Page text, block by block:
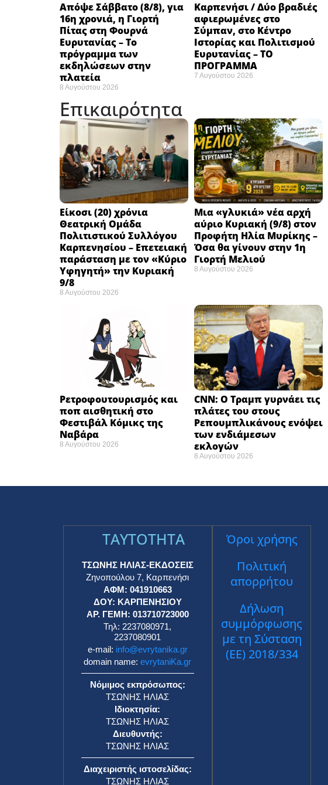
Απόψε Σάββατο (8/8), για
16η χρονιά, η Γιορτή
Πίτας στη Φουρνά
Ευρυτανίας – Το
πρόγραμμα των
εκδηλώσεων στην
πλατεία
8 Αυγούστου 2026
Καρπενήσι / Δύο βραδιές
αφιερωμένες στο
Σύμπαν, στο Κέντρο
Ιστορίας και Πολιτισμού
Ευρυτανίας – ΤΟ
ΠΡΟΓΡΑΜΜΑ
7 Αυγούστου 2026
Επικαιρότητα
Eίκοσι (20) χρόνια
Θεατρική Ομάδα
Πολιτιστικού Συλλόγου
Καρπενησίου – Επετειακή
παράσταση με τον «Κύριο
Υφηγητή» την Κυριακή
9/8
8 Αυγούστου 2026
Μια «γλυκιά» νέα αρχή
αύριο Κυριακή (9/8) στον
Προφήτη Ηλία Μυρίκης –
Όσα θα γίνουν στην 1η
Γιορτή Μελιού
8 Αυγούστου 2026
Ρετροφουτουρισμός και
ποπ αισθητική στο
Φεστιβάλ Κόμικς της
Ναβάρα ​
8 Αυγούστου 2026
CNN: Ο Τραμπ γυρνάει τις
πλάτες του στους
Ρεπουμπλικάνους ενόψει
των ενδιάμεσων
εκλογών ​
8 Αυγούστου 2026
TAYTOTHTA
ΤΣΩΝΗΣ ΗΛΙΑΣ-ΕΚΔΟΣΕΙΣ
Ζηνοπούλου 7, Καρπενήσι
ΑΦΜ: 041910663
ΔΟΥ: ΚΑΡΠΕΝΗΣΙΟΥ
ΑΡ. ΓΕΜΗ: 013710723000
Τηλ: 2237080971,
2237080901
e-mail: info@evrytanika.gr
domain name:evrytaniKa.gr
Νόμιμος εκπρόσωπος:
ΤΣΩΝΗΣ ΗΛΙΑΣ
Ιδιοκτησία:
ΤΣΩΝΗΣ ΗΛΙΑΣ
Διευθυντής:
ΤΣΩΝΗΣ ΗΛΙΑΣ
Διαχειριστής ιστοσελίδας:
ΤΣΩΝΗΣ ΗΛΙΑΣ
Όροι χρήσης
Πολιτική
απορρήτου
Δήλωση
συμμόρφωσης
με τη Σύσταση
(ΕΕ) 2018/334